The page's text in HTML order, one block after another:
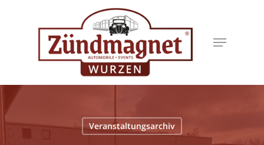
Menu
Veranstaltungsarchiv